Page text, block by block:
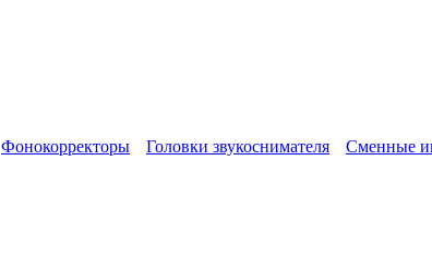
Фонокорректоры Головки звукоснимателя Сменные